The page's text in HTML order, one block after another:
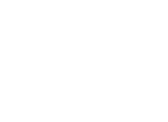
coûts supplémentaires à
?
éventuelle, les frais de transport,
si nécessaire et la carte grise.
postes avant l'achat.
il pour
le Val-de-Marne ?
courtiers offrent un service
du dossier et la